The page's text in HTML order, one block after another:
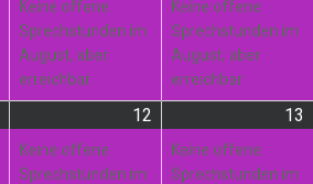
2026
2026
Keine offene
Sprechstunden im
August, aber
erreichbar
Keine offene
Sprechstunden im
August, aber
erreichbar
August
2026
Veranstaltung)
12
August
2026
Veranstaltung)
Keine offene
Sprechstunden im
13
Keine offene
Sprechstunden im